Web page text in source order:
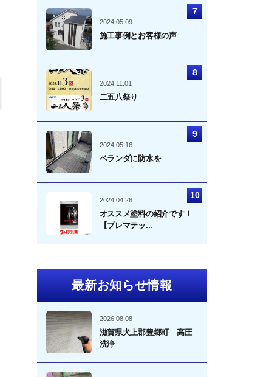
2024.05.09
施工事例とお客様の声
2024.11.01
二五八祭り
2024.05.16
ベランダに防水を
2024.04.26
オススメ塗料の紹介です！
【プレマテッ...
最新お知らせ情報
2026.08.08
滋賀県犬上郡豊郷町 高圧
洗浄